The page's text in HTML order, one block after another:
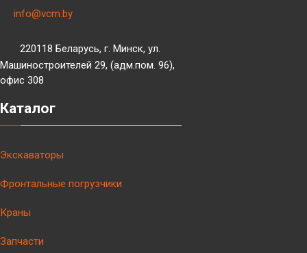
info@vcm.by
220118 Беларусь, г. Минск, ул.
Машиностроителей 29, (адм.пом. 96),
офис 308
Каталог
Экскаваторы
Фронтальные погрузчики
Краны
Запчасти